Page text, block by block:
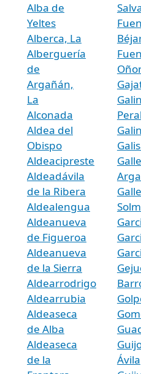
Alba de
Yeltes
Alberca, La
Alberguería
de
Argañán,
La
Alconada
Aldea del
Obispo
Aldeacipreste
Aldeadávila
de la Ribera
Aldealengua
Aldeanueva
de Figueroa
Aldeanueva
de la Sierra
Aldearrodrigo
Aldearrubia
Aldeaseca
de Alba
Aldeaseca
de la
Ávila